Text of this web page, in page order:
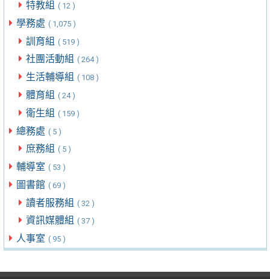
特教組 ( 12 )
學務處 ( 1,075 )
訓育組 ( 519 )
社團活動組 ( 264 )
生活輔導組 ( 108 )
體育組 ( 24 )
衛生組 ( 159 )
總務處 ( 5 )
庶務組 ( 5 )
輔導室 ( 53 )
圖書館 ( 69 )
讀者服務組 ( 32 )
資訊媒體組 ( 37 )
人事室 ( 95 )